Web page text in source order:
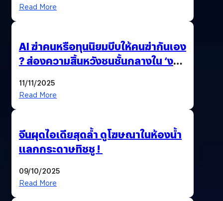
Read More
AI ฆ่าคนหรือทุนนิยมบีบให้คนฆ่ากันเอง
? ส่องความสิ้นหวังชนชั้นกลางใน ‘งาน
11/11/2025
Read More
จีนผุดไอเดียสุดล้ำ ดูโฆษณาในห้องน้ำ
แลกกระดาษทิชชู !
09/10/2025
Read More